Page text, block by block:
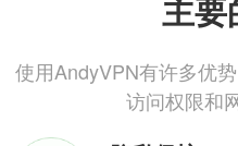
主要
使用AndyVPN有许多优
访问权限和